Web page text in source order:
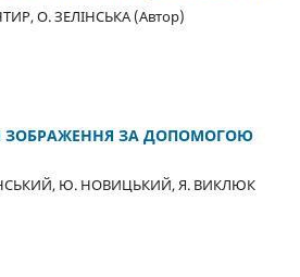
О. ЗЕЛІНСЬКА (Автор)
ЗОБРАЖЕННЯ ЗА ДОПОМОГОЮ
Ю. НОВИЦЬКИЙ, Я. ВИКЛЮК